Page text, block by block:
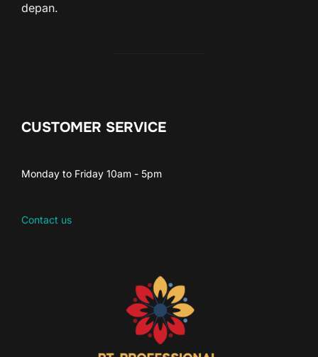
depan.
CUSTOMER SERVICE
Monday to Friday 10am - 5pm
Contact us